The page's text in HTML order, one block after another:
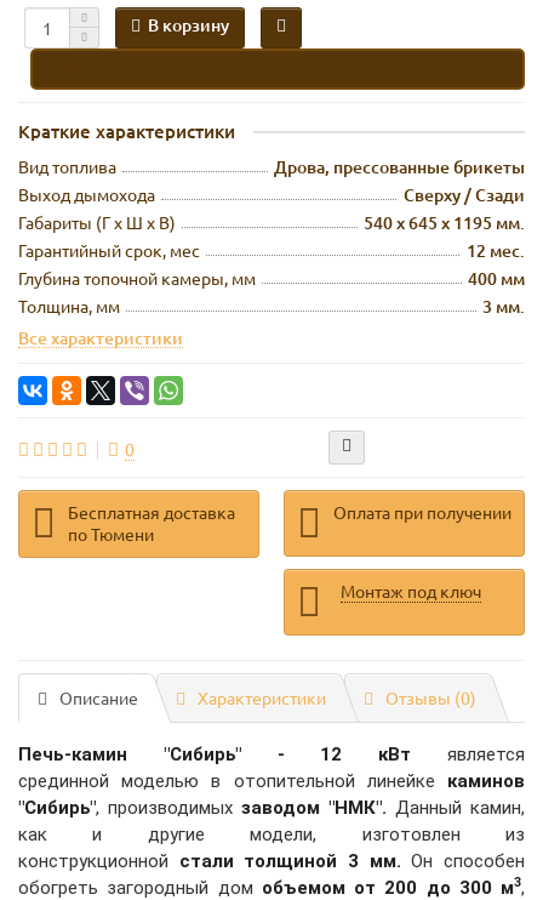
В корзину
Краткие характеристики
Вид топлива Дрова, прессованные брикеты
Выход дымохода Сверху / Сзади
Габариты (Г х Ш х В) 540 х 645 х 1195 мм.
Гарантийный срок, мес 12 мес.
Глубина топочной камеры, мм 400 мм
Толщина, мм
3 мм.
Все характеристики
0
Бесплатная доставка
по Тюмени
Оплата при получении
Монтаж под ключ
Описание Характеристики Отзывы (0)
Печь-камин "Сибирь" - 12 кВт является
срединной моделью в отопительной линейке каминов
"Сибирь", производимых заводом "НМК". Данный камин,
как и другие модели, изготовлен из
конструкционной стали толщиной 3 мм. Он способен
обогреть загородный дом объемом от 200 до 300 м3,